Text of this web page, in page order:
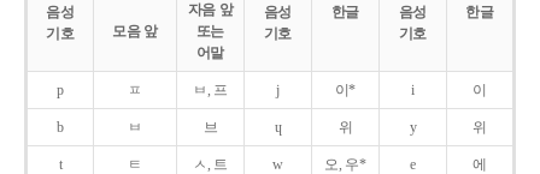
음성
기호
음성
기호
한글
음성
기호
한글
모음 앞
자음 앞
또는
어말
p ㅍ ㅂ, 프 j 이* i 이
b ㅂ 브 ɥ 위 y 위
t ㅌ ㅅ, 트 w 오, 우* e 에